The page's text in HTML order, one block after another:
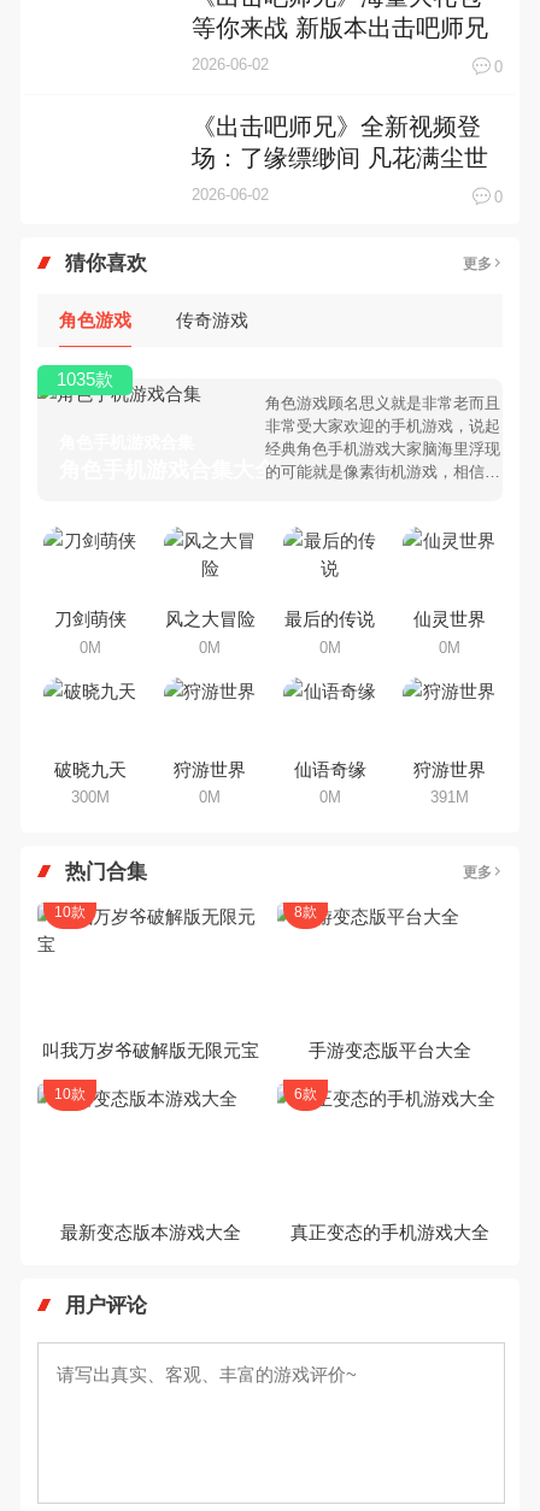
等你来战 新版本出击吧师兄
下载一并送上
2026-06-02 0
《出击吧师兄》全新视频登
场：了缘缥缈间 凡花满尘世
2026-06-02 0
猜你喜欢 更多
角色游戏 传奇游戏
角色手机游戏合集大全 >
角色游戏顾名思义就是非常老而且
非常受大家欢迎的手机游戏，说起
经典角色手机游戏大家脑海里浮现
的可能就是像素街机游戏，相信很
色手机游戏有哪些呢？游戏今天，
乐途下载站小编芒果味的怪咖给大
集，欢迎大家前来选择下载体验
1035款
刀剑萌侠
0M
风之大冒险
0M
最后的传说
0M
仙灵世界
0M
破晓九天
300M
狩游世界
0M
仙语奇缘
0M
狩游世界
391M
热门合集 更多
叫我万岁爷破解版无限元宝
10款
手游变态版平台大全
8款
最新变态版本游戏大全
10款
真正变态的手机游戏大全
6款
用户评论